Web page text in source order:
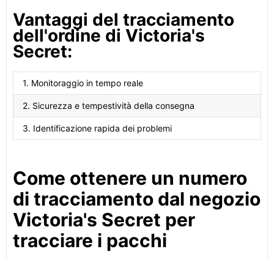
Vantaggi del tracciamento
dell'ordine di Victoria's
Secret:
1. Monitoraggio in tempo reale
2. Sicurezza e tempestività della consegna
3. Identificazione rapida dei problemi
Come ottenere un numero
di tracciamento dal negozio
Victoria's Secret per
tracciare i pacchi